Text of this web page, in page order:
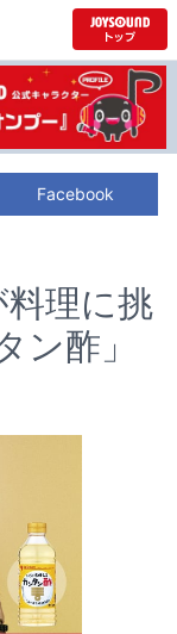
Facebook
料理に挑
ン酢」